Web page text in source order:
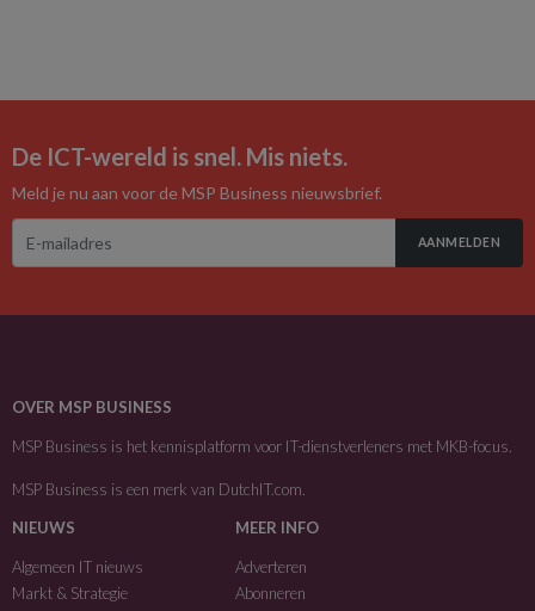
De ICT-wereld is snel. Mis niets.
Meld je nu aan voor de MSP Business nieuwsbrief.
AANMELDEN
OVER MSP BUSINESS
MSP Business is het kennisplatform voor IT-dienstverleners met MKB-focus.
MSP Business is een merk van DutchIT.com
NIEUWS
Algemeen IT nieuws
Markt & Strategie
MEER INFO
Adverteren
Abonneren